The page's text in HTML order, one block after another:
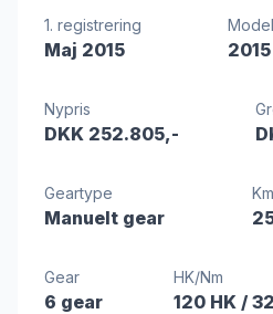
1. registrering
Maj 2015 2015
Nypris
DKK 252.805,-
Geartype
Manuelt gear
Gear
6 gear
HK/Nm
120 HK /